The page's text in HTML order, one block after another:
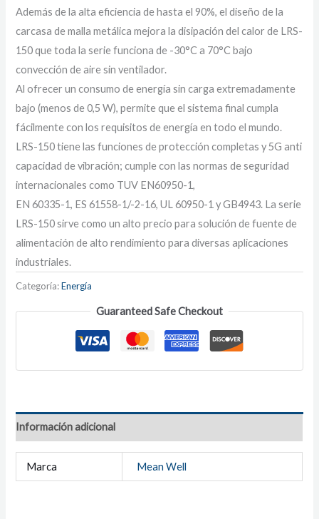
Además de la alta eficiencia de hasta el 90%, el diseño de la
carcasa de malla metálica mejora la disipación del calor de LRS-
150 que toda la serie funciona de -30°C a 70°C bajo
convección de aire sin ventilador.
Al ofrecer un consumo de energía sin carga extremadamente
bajo (menos de 0,5 W), permite que el sistema final cumpla
fácilmente con los requisitos de energía en todo el mundo.
LRS-150 tiene las funciones de protección completas y 5G anti
capacidad de vibración; cumple con las normas de seguridad
internacionales como TUV EN60950-1,
EN 60335-1, ES 61558-1/-2-16, UL 60950-1 y GB4943. La serie
LRS-150 sirve como un alto precio para solución de fuente de
alimentación de alto rendimiento para diversas aplicaciones
industriales.
Categoría:Energía
Guaranteed Safe Checkout
Información adicional
Marca Mean Well